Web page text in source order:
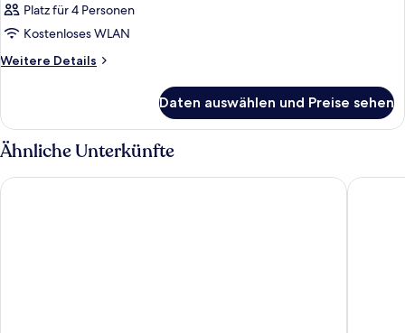
Platz für 4 Personen
Kostenloses WLAN
Weitere Details
Weitere
Daten auswählen und Preise sehen
Ähnliche Unterkünfte
Hotel Kristal - Liburnia Hotel